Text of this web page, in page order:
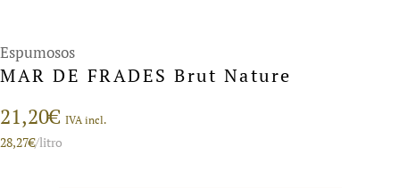
Espumosos
MAR DE FRADES Brut Nature
21,20€ IVA incl.
28,27€/litro